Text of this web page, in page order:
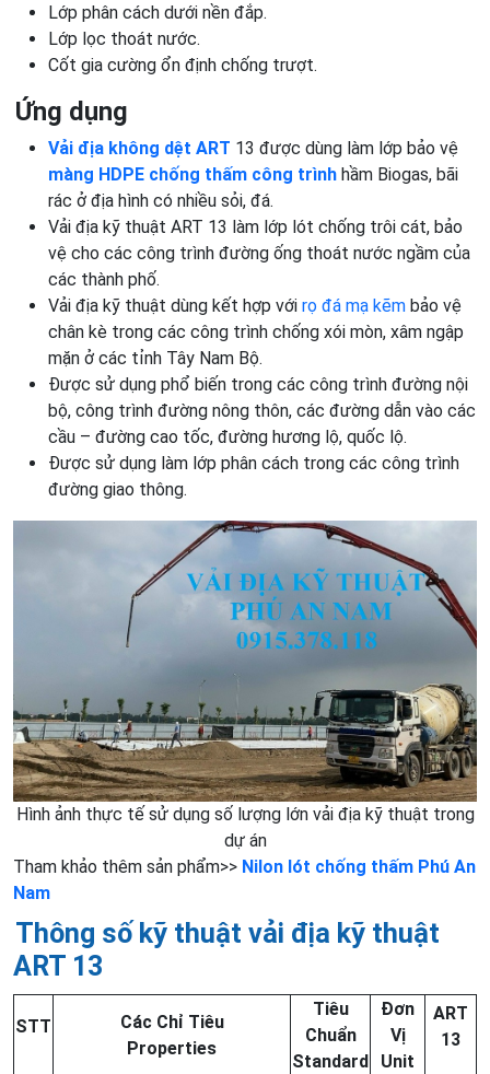
Lớp phân cách dưới nền đắp.
Lớp lọc thoát nước.
Cốt gia cường ổn định chống trượt.
Ứng dụng
Vải địa không dệt ART 13 được dùng làm lớp bảo vệ
màng HDPE chống thấm công trình hầm Biogas, bãi
rác ở địa hình có nhiều sỏi, đá.
Vải địa kỹ thuật ART 13 làm lớp lót chống trôi cát, bảo
vệ cho các công trình đường ống thoát nước ngầm của
các thành phố.
Vải địa kỹ thuật dùng kết hợp với rọ đá mạ kẽm bảo vệ
chân kè trong các công trình chống xói mòn, xâm ngập
mặn ở các tỉnh Tây Nam Bộ.
Được sử dụng phổ biến trong các công trình đường nội
bộ, công trình đường nông thôn, các đường dẫn vào các
cầu – đường cao tốc, đường hương lộ, quốc lộ.
Được sử dụng làm lớp phân cách trong các công trình
đường giao thông.
Hình ảnh thực tế sử dụng số lượng lớn vải địa kỹ thuật trong
dự án
Tham khảo thêm sản phẩm>> Nilon lót chống thấm Phú An
Nam
Thông số kỹ thuật vải địa kỹ thuật
ART 13
STT
Các Chỉ Tiêu
Properties
Tiêu
Chuẩn
Standard
Đơn
Vị
Unit
ART
13